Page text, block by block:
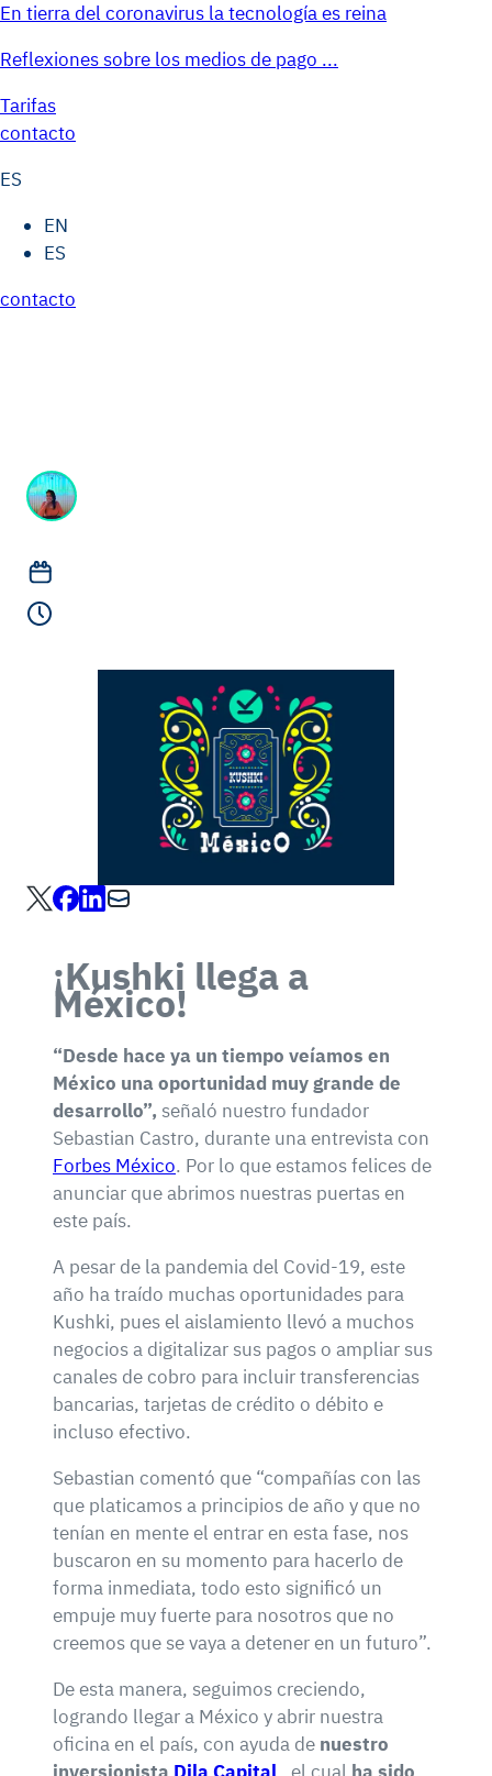
En tierra del coronavirus la tecnología es reina
Reflexiones sobre los medios de pago ...
Tarifas
contacto
ES
EN
ES
contacto
¡Kushki llega a
México!
“Desde hace ya un tiempo veíamos en
México una oportunidad muy grande de
desarrollo”, señaló nuestro fundador
Sebastian Castro, durante una entrevista con
Forbes México. Por lo que estamos felices de
anunciar que abrimos nuestras puertas en
este país.
A pesar de la pandemia del Covid-19, este
año ha traído muchas oportunidades para
Kushki, pues el aislamiento llevó a muchos
negocios a digitalizar sus pagos o ampliar sus
canales de cobro para incluir transferencias
bancarias, tarjetas de crédito o débito e
incluso efectivo.
Sebastian comentó que “compañías con las
que platicamos a principios de año y que no
tenían en mente el entrar en esta fase, nos
buscaron en su momento para hacerlo de
forma inmediata, todo esto significó un
empuje muy fuerte para nosotros que no
creemos que se vaya a detener en un futuro”.
De esta manera, seguimos creciendo,
logrando llegar a México y abrir nuestra
oficina en el país, con ayuda de nuestro
inversionista Dila Capital , el cual ha sido